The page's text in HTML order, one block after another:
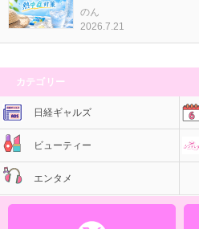
のん
2026.7.21
カテゴリー
日経ギャルズ
ビューティー
エンタメ